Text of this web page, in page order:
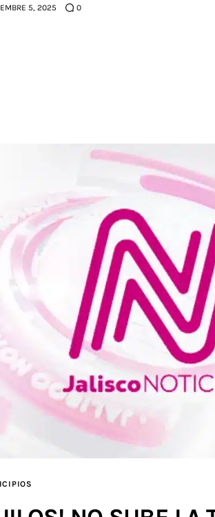
5, 2025 0